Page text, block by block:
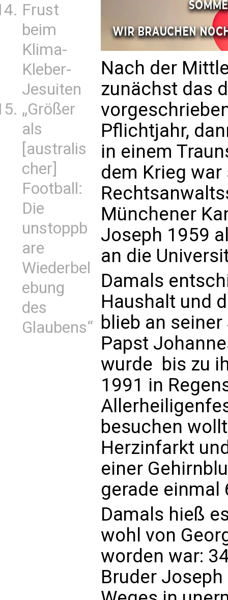
Frust
beim
Klima-
Kleber-
Jesuiten
„Größer
als
[australis
cher]
Football:
Die
unstoppb
are
Wiederbel
ebung
des
Glaubens“
Nach der
zunächst das
Pflichtjahr,
in einem
dem Krieg war
Münchener
Joseph 1959
an die
Damals
Haushalt und
blieb an
Papst
wurde  bis zu
1991 in
besuchen
Herzinfarkt
einer
gerade einmal
Damals hieß
wohl von
worden war:
Bruder